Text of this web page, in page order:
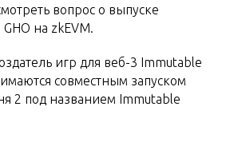
вопрос о выпуске
на zkEVM.
игр для веб-3 Immutable
совместным запуском
2 под названием Immutable